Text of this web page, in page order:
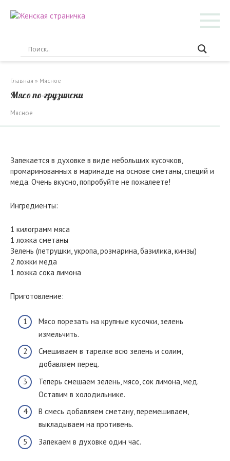
Главная » Мясное
Мясо по-грузински
Мясное
Запекается в духовке в виде небольших кусочков,
промаринованных в маринаде на основе сметаны, специй и
меда. Очень вкусно, попробуйте не пожалеете!
Ингредиенты:
1 килограмм мяса
1 ложка сметаны
Зелень (петрушки, укропа, розмарина, базилика, кинзы)
2 ложки меда
1 ложка сока лимона
Приготовление:
Мясо порезать на крупные кусочки, зелень
измельчить.
Смешиваем в тарелке всю зелень и солим,
добавляем перец.
Теперь смешаем зелень, мясо, сок лимона, мед.
Оставим в холодильнике.
В смесь добавляем сметану, перемешиваем,
выкладываем на противень.
Запекаем в духовке один час.